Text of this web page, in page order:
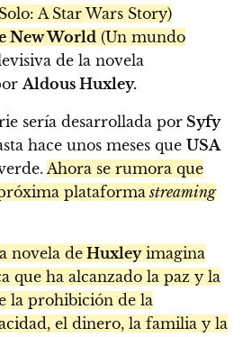
A Star Wars Story)
New World (Un mundo
de la novela
Aldous Huxley.
sería desarrollada por Syfy
hace unos meses que USA
Ahora se rumora que
plataformastreaming
novela deHuxleyimagina
que ha alcanzado la paz y la
la prohibición de la
el dinero, la familia y la